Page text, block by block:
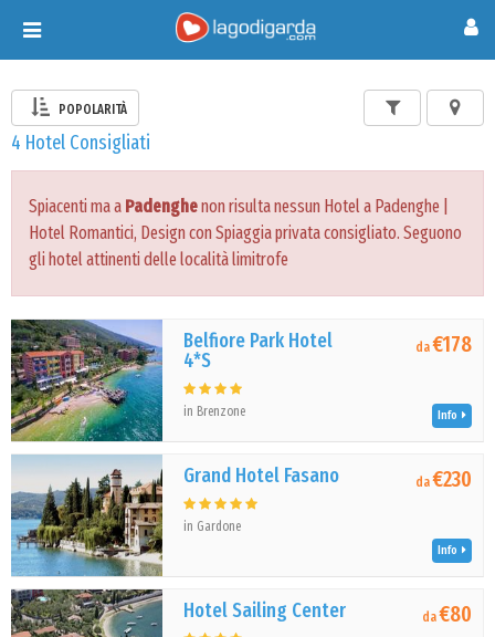
Toggle
navigation
POPOLARITÀ
4 Hotel Consigliati
Spiacenti ma a Padenghenon risulta nessun Hotel a Padenghe |
Hotel Romantici, Design con Spiaggia privata consigliato. Seguono
gli hotel attinenti delle località limitrofe
Belfiore Park Hotel
4*S
in Brenzone
da€178
Info
Grand Hotel Fasano
in Gardone
da€230
Info
Hotel Sailing Center da€80